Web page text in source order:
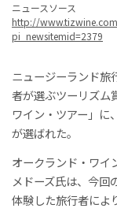
ニュースソース
http://
pi_newsitemid=2379
ニュージーランド旅
者が選ぶツーリズム
ワイン・ツアー」に
が選ばれた。
オークランド・ワイ
メドーズ氏は、今回
体験した旅行者によ